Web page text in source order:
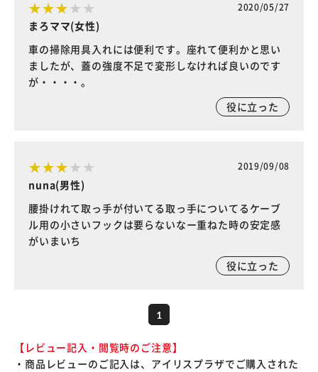
2020/05/27
まろママ(女性)
車の掃除用具入れには便利です。座れて便利かと思い
ましたが、蓋の強度不足で変形しなければ良いのです
が・・・・。
役に立った
2019/09/08
nuna(男性)
腰掛けれて取っ手が付いてる取っ手についてるケーブ
ル用の小さいフックは要らないなー重ねた時の安定感
がいまいち
役に立った
1
【レビュー記入・閲覧時のご注意】
・商品レビューのご記入は、アイリスプラザでご購入された